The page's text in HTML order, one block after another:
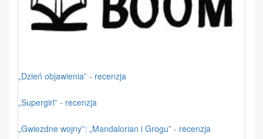
„Dzień objawienia” - recenzja
„Supergirl” - recenzja
„Gwiezdne wojny”: „Mandalorian i Grogu” - recenzja